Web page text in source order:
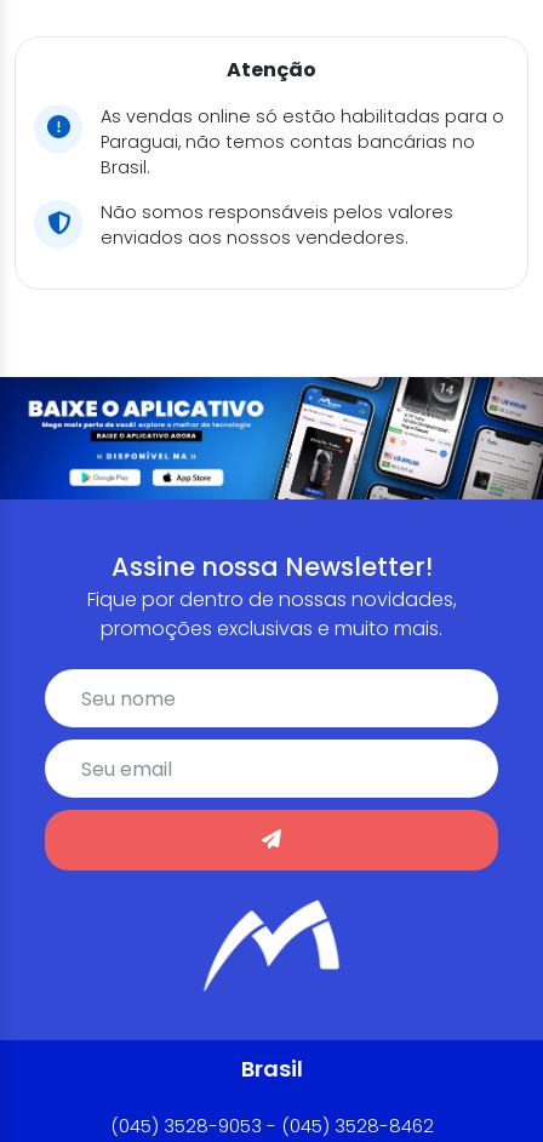
Atenção
As vendas online só estão habilitadas para o
Paraguai, não temos contas bancárias no
Brasil.
Não somos responsáveis pelos valores
enviados aos nossos vendedores.
Assine nossa Newsletter!
Fique por dentro de nossas novidades,
promoções exclusivas e muito mais.
Brasil
(045) 3528-9053 - (045) 3528-8462